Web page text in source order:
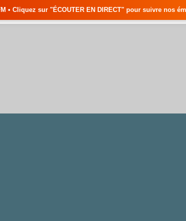
EN DIRECT" pour suivre nos émissions en